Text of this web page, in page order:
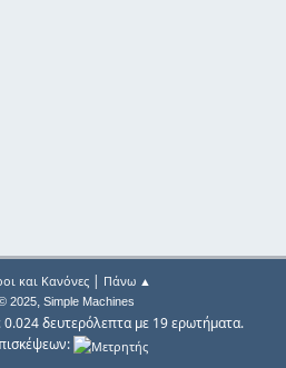
και Κανόνες| Πάνω ▲
2025, Simple Machines
0.024 δευτερόλεπτα με 19 ερωτήματα.